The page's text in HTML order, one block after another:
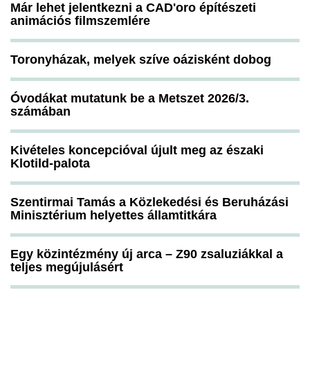
Már lehet jelentkezni a CAD'oro építészeti
animációs filmszemlére
Toronyházak, melyek szíve oázisként dobog
Óvodákat mutatunk be a Metszet 2026/3.
számában
Kivételes koncepcióval újult meg az északi
Klotild-palota
Szentirmai Tamás a Közlekedési és Beruházási
Minisztérium helyettes államtitkára
Egy közintézmény új arca – Z90 zsaluziákkal a
teljes megújulásért